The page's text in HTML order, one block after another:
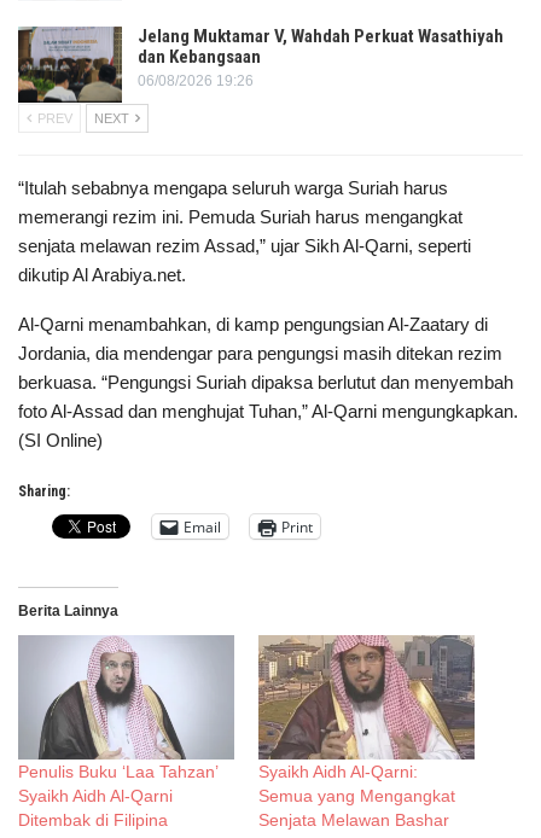
Jelang Muktamar V, Wahdah Perkuat Wasathiyah
dan Kebangsaan
06/08/2026 19:26
PREV NEXT
“Itulah sebabnya mengapa seluruh warga Suriah harus
memerangi rezim ini. Pemuda Suriah harus mengangkat
senjata melawan rezim Assad,” ujar Sikh Al-Qarni, seperti
dikutip Al Arabiya.net.
Al-Qarni menambahkan, di kamp pengungsian Al-Zaatary di
Jordania, dia mendengar para pengungsi masih ditekan rezim
berkuasa. “Pengungsi Suriah dipaksa berlutut dan menyembah
foto Al-Assad dan menghujat Tuhan,” Al-Qarni mengungkapkan.
(SI Online)
Sharing:
Email Print
Berita Lainnya
Penulis Buku ‘Laa Tahzan’
Syaikh Aidh Al-Qarni
Ditembak di Filipina
Syaikh Aidh Al-Qarni:
Semua yang Mengangkat
Senjata Melawan Bashar